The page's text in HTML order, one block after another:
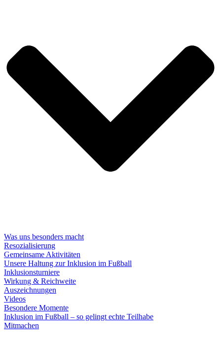
Was uns besonders macht
Resozialisierung
Gemeinsame Aktivitäten
Unsere Haltung zur Inklusion im Fußball
Inklusionsturniere
Wirkung & Reichweite
Auszeichnungen
Videos
Besondere Momente
Inklusion im Fußball – so gelingt echte Teilhabe
Mitmachen